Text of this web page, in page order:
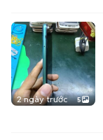
2 ngày trước 5